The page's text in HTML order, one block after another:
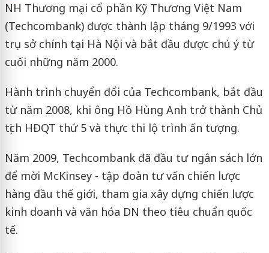
NH Thương mại cổ phần Kỹ Thương Việt Nam
(Techcombank) được thành lập tháng 9/1993 với
trụ sở chính tại Hà Nội và bắt đầu được chú ý từ
cuối những năm 2000.
Hành trình chuyển đổi của Techcombank, bắt đầu
từ năm 2008, khi ông Hồ Hùng Anh trở thành Chủ
tịch HĐQT thứ 5 và thực thi lộ trình ấn tượng.
Năm 2009, Techcombank đã đầu tư ngân sách lớn
để mời McKinsey - tập đoàn tư vấn chiến lược
hàng đầu thế giới, tham gia xây dựng chiến lược
kinh doanh và văn hóa DN theo tiêu chuẩn quốc
tế.